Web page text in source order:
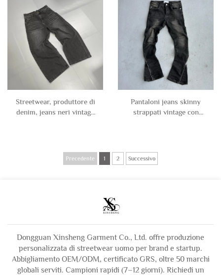
uomo
Streetwear, produttore di
denim, jeans neri vintage
uomo
Pantaloni jeans skinny
strappati vintage con
personalizzati per uomo
Precedente 1 2 Successivo
Dongguan Xinsheng Garment Co., Ltd. offre produzione
personalizzata di streetwear uomo per brand e startup.
Abbigliamento OEM/ODM, certificato GRS, oltre 50 marchi
globali serviti. Campioni rapidi (7–12 giorni). Richiedi un